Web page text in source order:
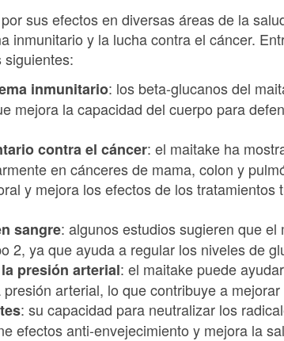
sus efectos en diversas áreas de la
inmunitario y la lucha contra el cáncer.
inmunitario: los beta-glucanos del
mejora la capacidad del cuerpo para
contra el cáncer: el maitake ha
en cánceres de mama, colon y
y mejora los efectos de los tratamientos
sangre: algunos estudios sugieren que
2, ya que ayuda a regular los niveles de
presión arterial: el maitake puede
arterial, lo que contribuye a
: su capacidad para neutralizar los
efectos anti-envejecimiento y mejora la